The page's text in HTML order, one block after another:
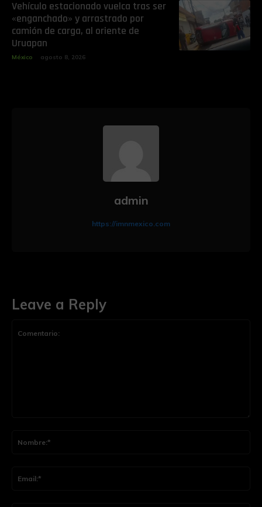
Vehículo estacionado vuelca tras ser
«enganchado» y arrastrado por
camión de carga, al oriente de
Uruapan
México agosto 8, 2026
Leave a Reply
admin
https://imnmexico.com